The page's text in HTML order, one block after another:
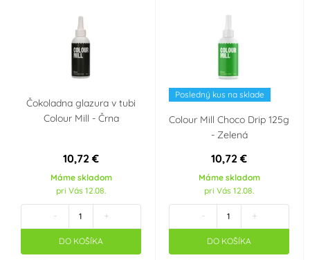
Čokoladna glazura v tubi
Colour Mill - Črna
10,72 €
Máme skladom
pri Vás 12.08.
- +
DO KOŠÍKA
Posledný kus na sklade
Colour Mill Choco Drip 125g
- Zelená
10,72 €
Máme skladom
pri Vás 12.08.
- +
DO KOŠÍKA